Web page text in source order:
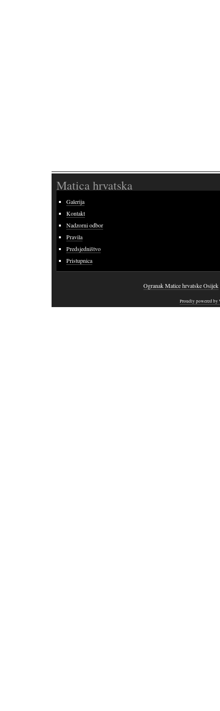
Matica hrvatska
Galerija
Kontakt
Nadzorni odbor
Pravila
Predsjedništvo
Pristupnica
Ogranak Matice hrvatske Osijek
Proudly powered by